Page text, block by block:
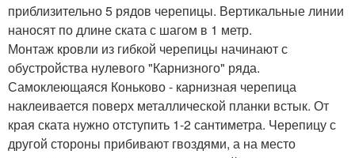
приблизительно 5 рядов черепицы. Вертикальные линии
наносят по длине ската с шагом в 1 метр.
Монтаж кровли из гибкой черепицы начинают с
обустройства нулевого "Карнизного" ряда.
Самоклеющаяся Коньково - карнизная черепица
наклеивается поверх металлической планки встык. От
края ската нужно отступить 1-2 сантиметра. Черепицу с
другой стороны прибивают гвоздями, а на место